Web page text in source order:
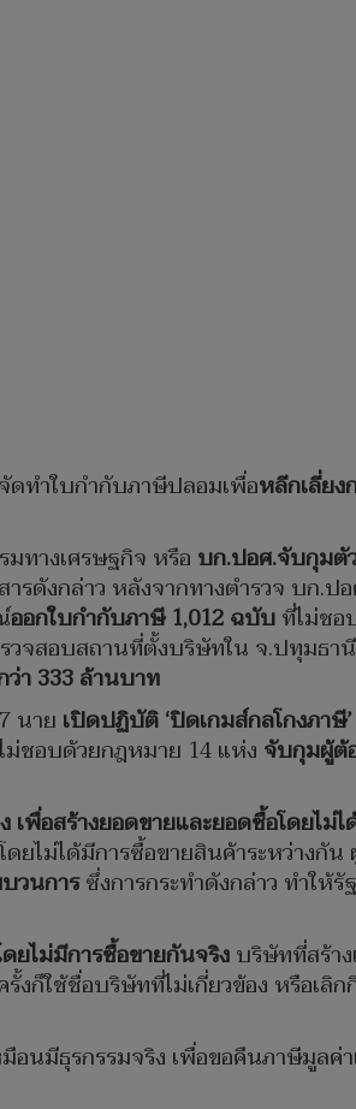
ดทำใบกำกับภาษีปลอมเพื่อหลีกเลี่ยง
ทางเศรษฐกิจ หรือ บก.ปอศ.จับกุมตั
ารดังกล่าว หลังจากทางตำรวจ บก.
ออกใบกำกับภาษี 1,012 ฉบับที่ไม่ชอ
วจสอบสถานที่ตั้งบริษัทใน จ.ปทุมธา
ว่า333 ล้านบาท
นาย เปิดปฏิบัติ‘ปิดเกมส์กลโกงภา
ม่ชอบด้วยกฎหมาย 14 แห่ง จับกุมผู้ต้
พื่อสร้างยอดขายและยอดซื้อโดยไม่
ไม่ได้มีการซื้อขายสินค้าระหว่างกัน
วนการซึ่งการกระทำดังกล่าว ทำให้รั
ยไม่มีการซื้อขายกันจริงบริษัทที่สร้า
งก็ใช้ชื่อบริษัทที่ไม่เกี่ยวข้อง หรือเลิก
อนมีธุรกรรมจริง เพื่อขอคืนภาษีมูลค่